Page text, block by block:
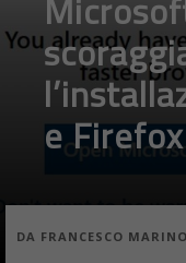
e Firefox
DA FRANCESCO MARINO